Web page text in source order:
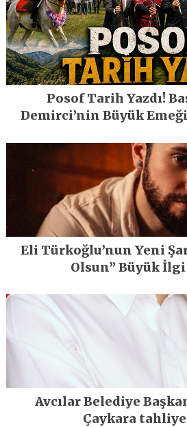
Posof Tarih Yazdı!
Demirci’nin Büyük
Eli Türkoğlu’nun Yeni
Olsun” Büyük İlgi
Avcılar Belediye
Çaykara